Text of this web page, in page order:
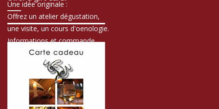
Une idée originale :
Offrez un atelier dégustation,
une visite, un cours d'oenologie.
Informations et commande